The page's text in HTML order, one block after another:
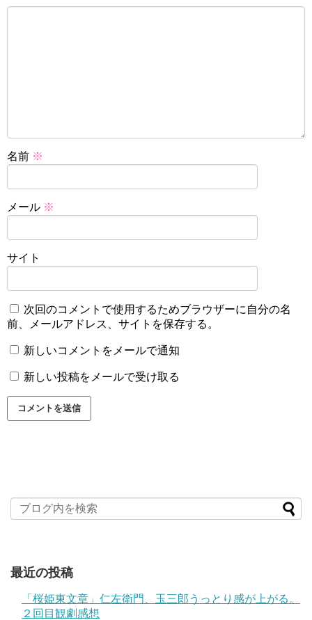
名前 ※
メール ※
サイト
次回のコメントで使用するためブラウザーに自分の名
前、メールアドレス、サイトを保存する。
新しいコメントをメールで通知
新しい投稿をメールで受け取る
最近の投稿
「桜姫東文章」仁左衛門、玉三郎うっとり感が上がる。
２回目観劇感想